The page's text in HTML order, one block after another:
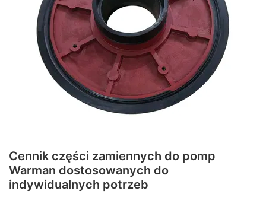
Cennik części zamiennych do pomp
Warman dostosowanych do
indywidualnych potrzeb